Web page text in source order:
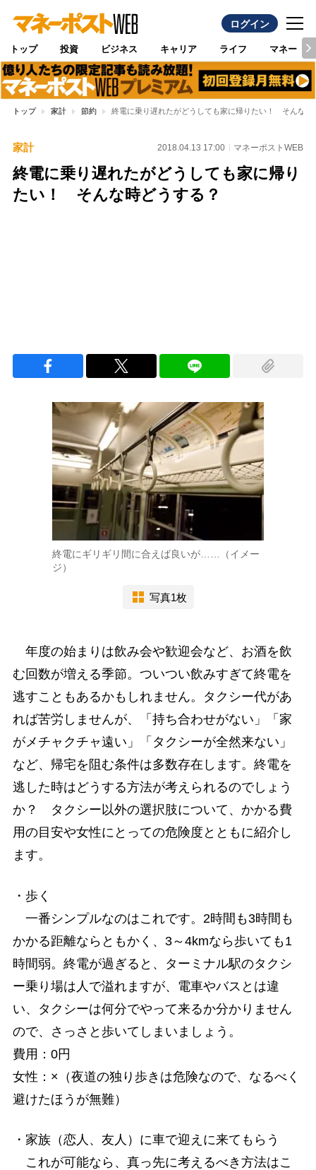
ログイン
トップ 投資 ビジネス キャリア ライフ マネー
トップ 家計 節約 終電に乗り遅れたがどうしても家に帰りたい！ そんな時
家計 2018.04.13 17:00 マネーポストWEB
終電に乗り遅れたがどうしても家に帰り
たい！ そんな時どうする？
終電にギリギリ間に合えば良いが……（イメー
ジ）
写真1枚
年度の始まりは飲み会や歓迎会など、お酒を飲
む回数が増える季節。ついつい飲みすぎて終電を
逃すこともあるかもしれません。タクシー代があ
れば苦労しませんが、「持ち合わせがない」「家
がメチャクチャ遠い」「タクシーが全然来ない」
など、帰宅を阻む条件は多数存在します。終電を
逃した時はどうする方法が考えられるのでしょう
か？ タクシー以外の選択肢について、かかる費
用の目安や女性にとっての危険度とともに紹介し
ます。
・歩く
一番シンプルなのはこれです。2時間も3時間も
かかる距離ならともかく、3～4kmなら歩いても1
時間弱。終電が過ぎると、ターミナル駅のタクシ
ー乗り場は人で溢れますが、電車やバスとは違
い、タクシーは何分でやって来るか分かりません
ので、さっさと歩いてしまいましょう。
費用：0円
女性：×（夜道の独り歩きは危険なので、なるべく
避けたほうが無難）
・家族（恋人、友人）に車で迎えに来てもらう
これが可能なら、真っ先に考えるべき方法はこ